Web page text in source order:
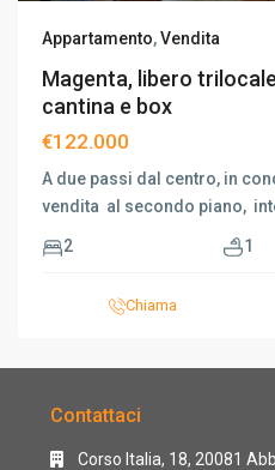
Appartamento,Vendita
Magenta, libero
cantina e box
€122.000
A due passi dal centro, in
vendita al secondo piano,
2 1
Chiama
Contattaci
Corso Italia, 18, 20081